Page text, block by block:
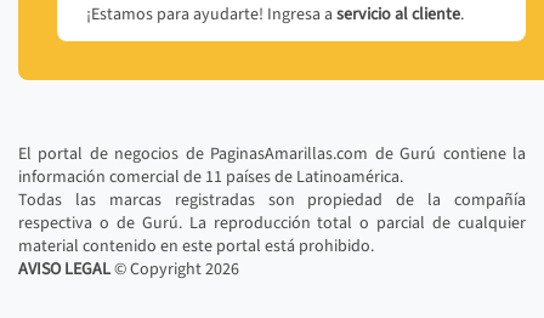
¡Estamos para ayudarte! Ingresa a servicio al cliente.
El portal de negocios de PaginasAmarillas.com de Gurú contiene la
información comercial de 11 países de Latinoamérica.
Todas las marcas registradas son propiedad de la compañía
respectiva o de Gurú. La reproducción total o parcial de cualquier
material contenido en este portal está prohibido.
AVISO LEGAL© Copyright2026